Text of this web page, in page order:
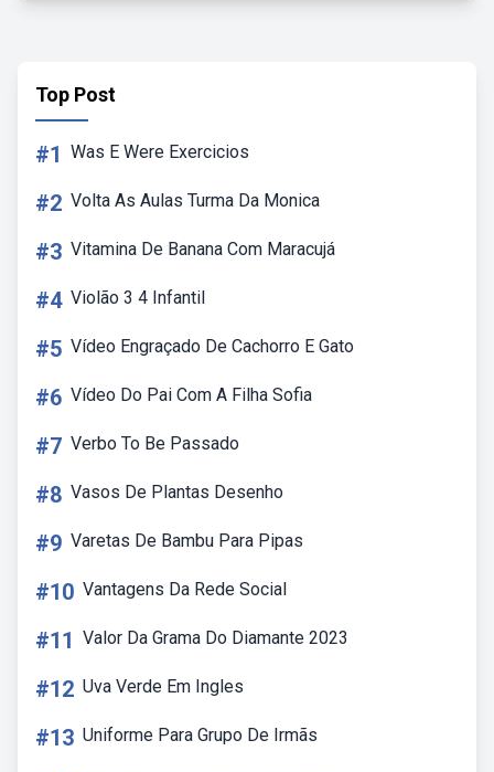
Top Post
#1 Was E Were Exercicios
#2 Volta As Aulas Turma Da Monica
#3 Vitamina De Banana Com Maracujá
#4 Violão 3 4 Infantil
#5 Vídeo Engraçado De Cachorro E Gato
#6 Vídeo Do Pai Com A Filha Sofia
#7 Verbo To Be Passado
#8 Vasos De Plantas Desenho
#9 Varetas De Bambu Para Pipas
#10 Vantagens Da Rede Social
#11 Valor Da Grama Do Diamante 2023
#12 Uva Verde Em Ingles
#13 Uniforme Para Grupo De Irmãs